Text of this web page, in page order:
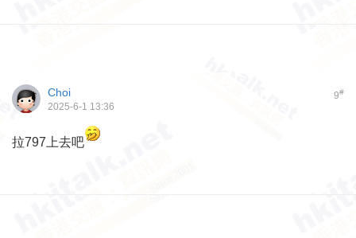
9#
Choi
2025-6-1 13:36
拉797上去吧